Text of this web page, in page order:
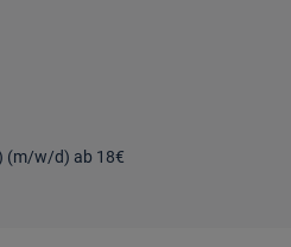
(m/w/d) ab 18€